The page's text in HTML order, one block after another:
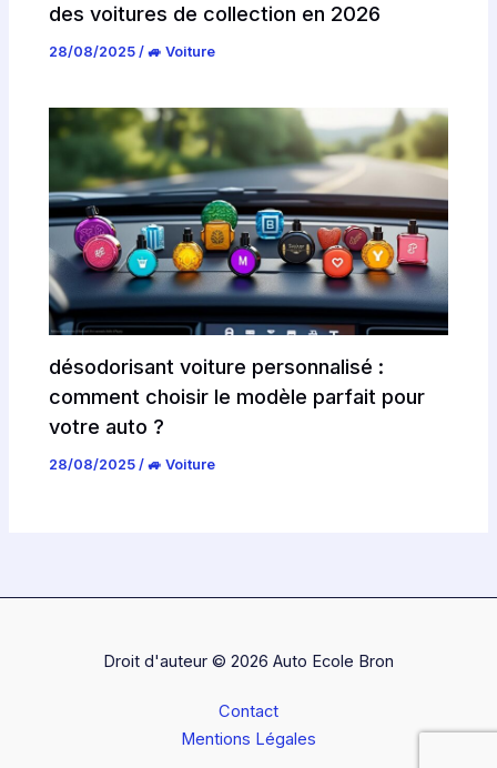
des voitures de collection en 2026
28/08/2025/🚙 Voiture
désodorisant voiture personnalisé :
comment choisir le modèle parfait pour
votre auto ?
28/08/2025/🚙 Voiture
Droit d'auteur © 2026 Auto Ecole Bron
Contact
Mentions Légales